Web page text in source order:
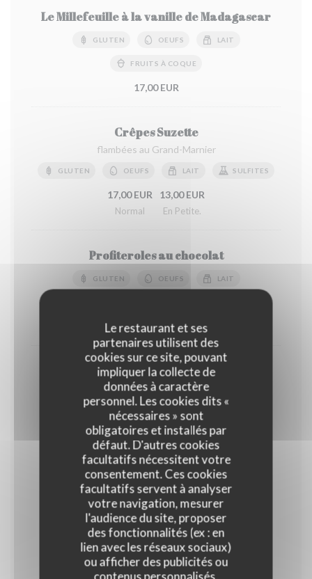
Le restaurant et ses
partenaires utilisent des
cookies sur ce site, pouvant
impliquer la collecte de
données à caractère
personnel. Les cookies dits «
nécessaires » sont
obligatoires et installés par
défaut. D'autres cookies
facultatifs nécessitent votre
consentement. Ces cookies
facultatifs servent à analyser
votre navigation, mesurer
l'audience du site, proposer
des fonctionnalités (ex : en
lien avec les réseaux sociaux)
ou afficher des publicités ou
Le Millefeuille à la vanille de Madagascar
GLUTEN OEUFS LAIT
FRUITS À COQUE
17,00 EUR
Crêpes Suzette
flambées au Grand-Marnier
GLUTEN OEUFS LAIT SULFITES
17,00 EUR
Normal
13,00 EUR
En Petite.
Profiteroles au chocolat
GLUTEN OEUFS LAIT
10,50 EUR 14,00 EUR
Coupe de fruits rouges
18,00 EUR
Normal
Glaces et sorbets
Parfum glaces : Vanille, Chocolat noir, Café, ,Pistache
Parfum sorbets : Framboise, abricot, citron jaune,
verveine
Glaces et sorbets "Maison"
Glaces : Vanille, Café, Chocolat Sorbets : Citron vert,
Mangue, Abricot, Framboise, Noix de coco